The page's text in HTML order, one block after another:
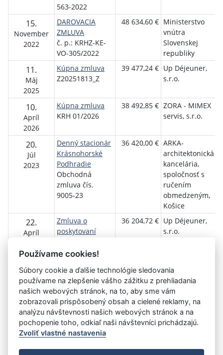
563-2022
15.
November
2022
DAROVACIA
ZMLUVA
č. p.: KRHZ-KE-
VO-305/2022
48 634,60 € Ministerstvo
vnútra
Slovenskej
republiky
11.
Máj
2025
Kúpna zmluva
Z20251813_Z
39 477,24 € Up Déjeuner,
s.r.o.
10.
Apríl
2026
Kúpna zmluva
KRH 01/2026
38 492,85 € ZORA - MIMEX
servis, s.r.o.
20.
Júl
2023
Denný stacionár
Krásnohorské
Podhradie
Obchodná
zmluva čís.
9005-23
36 420,00 € ARKA-
architektonická
kancelária,
spoločnosť s
ručením
obmedzeným,
Košice
22.
Apríl
Zmluva o
poskytovaní
č. Z20242776_Z
36 204,72 € Up Déjeuner,
s.r.o.
1Aktuálna
stránka
1
2 3 4 5 6 7 8 9 10
»
Úrad vlády SR - Všetky práva vyhradené
Používame cookies!
Súbory cookie a ďalšie technológie sledovania
používame na zlepšenie vášho zážitku z prehliadania
našich webových stránok, na to, aby sme vám
zobrazovali prispôsobený obsah a cielené reklamy, na
analýzu návštevnosti našich webových stránok a na
pochopenie toho, odkiaľ naši návštevníci prichádzajú.
Zvoliť vlastné nastavenia